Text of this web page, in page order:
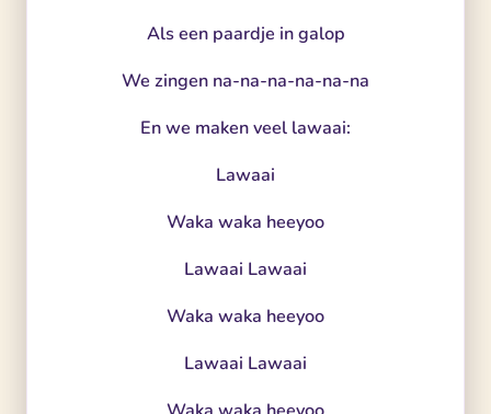
Als een paardje in galop
We zingen na-na-na-na-na-na
En we maken veel lawaai:
Lawaai
Waka waka heeyoo
Lawaai Lawaai
Waka waka heeyoo
Lawaai Lawaai